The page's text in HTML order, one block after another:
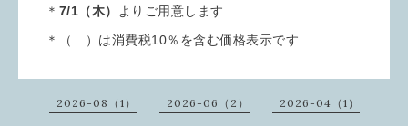
＊ 7/1（木）
よりご用意します
＊（ ）は消費税10％を含む価格表示です
2026-08（1） 2026-06（2） 2026-04（1）